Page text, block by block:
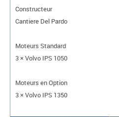
Constructeur
Cantiere Del Pardo
Moteurs Standard
3 × Volvo IPS 1050
Moteurs en Option
3 × Volvo IPS 1350